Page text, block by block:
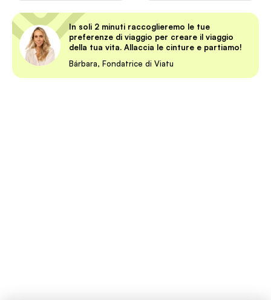
In soli 2 minuti raccoglieremo le tue
preferenze di viaggio per creare il viaggio
della tua vita. Allaccia le cinture e partiamo!
Bárbara, Fondatrice di Viatu